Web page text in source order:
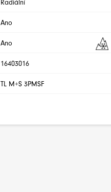
Radiální
Ano
Ano
16403016
TL M+S 3PMSF